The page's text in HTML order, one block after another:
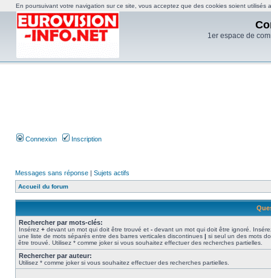
1er espace de
Connexion Inscription
Messages sans réponse | Sujets actifs
Accueil du forum
Rechercher par mots-clés:
Insérez + devant un mot qui doit être trouvé et - devant un mot qui doit être ignoré.
une liste de mots séparés entre des barres verticales discontinues | si seul un des mots
être trouvé. Utilisez * comme joker si vous souhaitez effectuer des recherches partielles.
Rechercher par auteur:
Utilisez * comme joker si vous souhaitez effectuer des recherches partielles.
En poursuivant votre navigation sur ce site, vous acceptez que des cookies soient